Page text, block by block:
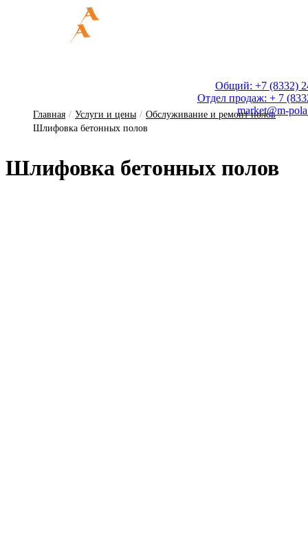
Общий: +7 (8332)
Отдел продаж: + 7
market@m-
Главная / Услуги и цены / Обслуживание и ремонт полов /
Шлифовка бетонных полов
Шли­фов­ка бе­тон­ных по­лов